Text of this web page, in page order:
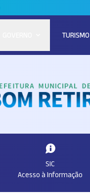
TURISMO
SIC
Acesso à Informação